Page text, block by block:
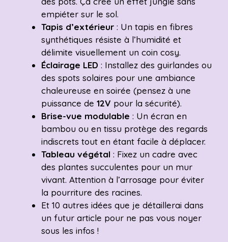
empiéter sur le sol.
Tapis d’extérieur : Un tapis en fibres
synthétiques résiste à l’humidité et
délimite visuellement un coin cosy.
Éclairage LED : Installez des guirlandes ou
des spots solaires pour une ambiance
chaleureuse en soirée (pensez à une
puissance de 12V pour la sécurité).
Brise-vue modulable : Un écran en
bambou ou en tissu protège des regards
indiscrets tout en étant facile à déplacer.
Tableau végétal : Fixez un cadre avec
des plantes succulentes pour un mur
vivant. Attention à l’arrosage pour éviter
la pourriture des racines.
Et 10 autres idées que je détaillerai dans
un futur article pour ne pas vous noyer
sous les infos !